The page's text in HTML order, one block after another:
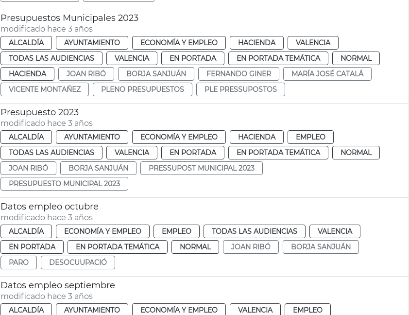
Presupuestos Municipales 2023
modificado hace 3 años
ALCALDÍA AYUNTAMIENTO ECONOMÍA Y EMPLEO HACIENDA
VALENCIA
TODAS LAS AUDIENCIAS
VALENCIA EN PORTADA EN PORTADA TEMÁTICA
NORMAL
HACIENDA
JOAN RIBÓ BORJA SANJUÁN FERNANDO GINER
MARÍA JOSÉ CATALÁ
VICENTE MONTAÑEZ
PLENO PRESUPUESTOS PLE PRESSUPOSTOS
Presupuesto 2023
modificado hace 3 años
ALCALDÍA AYUNTAMIENTO ECONOMÍA Y EMPLEO HACIENDA
EMPLEO
TODAS LAS AUDIENCIAS
VALENCIA EN PORTADA EN PORTADA TEMÁTICA
NORMAL
JOAN RIBÓ
BORJA SANJUÁN
PRESSUPOST MUNICIPAL 2023
PRESUPUESTO MUNICIPAL 2023
Datos empleo octubre
modificado hace 3 años
ALCALDÍA ECONOMÍA Y EMPLEO EMPLEO TODAS LAS AUDIENCIAS
VALENCIA
EN PORTADA
EN PORTADA TEMÁTICA NORMAL JOAN RIBÓ
BORJA SANJUÁN
PARO
DESOCUUPACIÓ
Datos empleo septiembre
modificado hace 3 años
ALCALDÍA AYUNTAMIENTO ECONOMÍA Y EMPLEO VALENCIA
EMPLEO